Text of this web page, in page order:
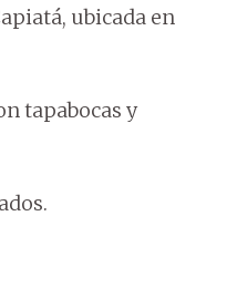
ubicada en
tapabocas y